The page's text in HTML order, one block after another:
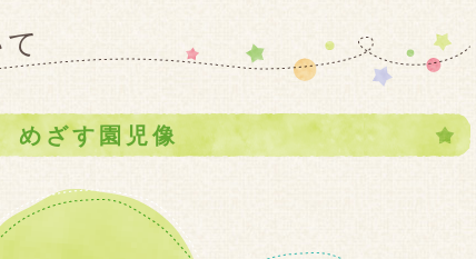
めざす園児像